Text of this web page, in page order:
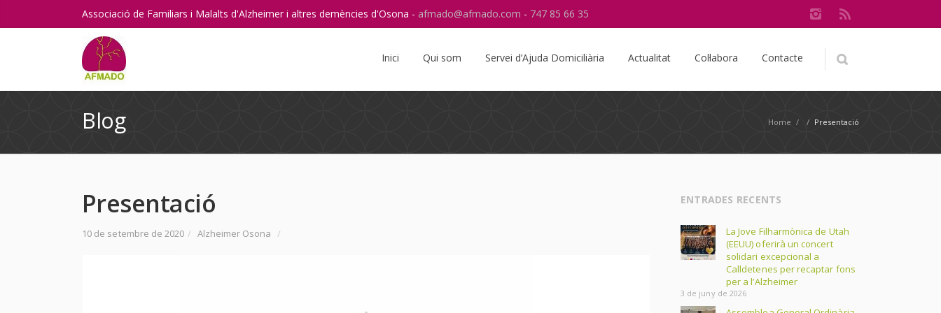
Associació de Familiars i Malalts d'Alzheimer i altres demències d'Osona - afmado@afmado.com - 747 85 66 35
Instagram
RSS
Inici Qui som Servei d’Ajuda Domiciliària Actualitat Col·labora Contacte
Home / / Presentació
Blog
Presentació
10 de setembre de 2020 / Alzheimer Osona /
ENTRADES RECENTS
La Jove Filharmònica de Utah
(EEUU) oferirà un concert
solidari excepcional a
Calldetenes per recaptar fons
per a l’Alzheimer
3 de juny de 2026